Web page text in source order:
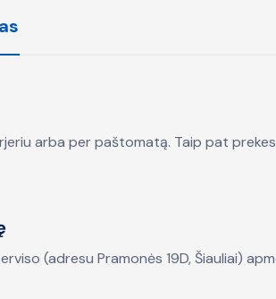
arba per paštomatą. Taip pat
(adresu Pramonės 19D, Šiauliai)